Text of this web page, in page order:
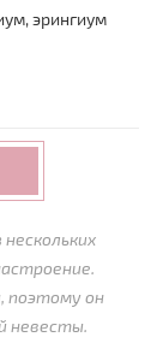
эрингиум
поэтому он
невесты.